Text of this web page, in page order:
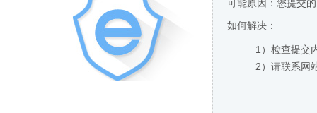
可能原因：您提交
如何解决：
1）检查提交
2）请联系网